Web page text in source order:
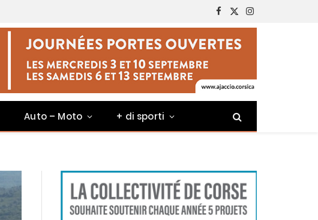
Facebook
X
(Twitter)
Instagram
Auto – Moto + di sporti